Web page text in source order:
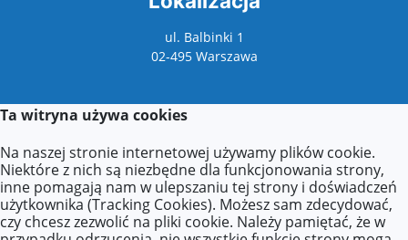
ul. Balbinki 1
02-495 Warszawa
Kontakt
Kontakt z sekretariatem:
poniedziałek: 9:00–17:00
wtorek–piątek: 8:00–16:00
Agnieszka Zdzieborska
Ta witryna używa cookies
Na naszej stronie internetowej używamy plików cookie.
Niektóre z nich są niezbędne dla funkcjonowania strony,
inne pomagają nam w ulepszaniu tej strony i doświadczeń
użytkownika (Tracking Cookies). Możesz sam zdecydować,
czy chcesz zezwolić na pliki cookie. Należy pamiętać, że w